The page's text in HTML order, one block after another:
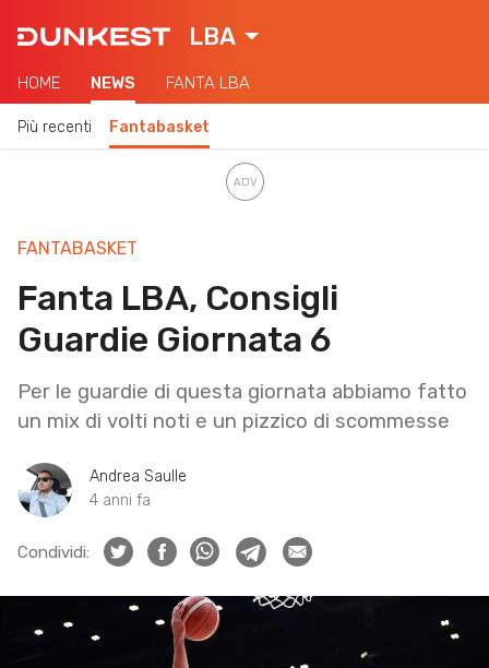
LBA
HOME NEWS FANTA LBA
Più recenti Fantabasket
FANTABASKET
Fanta LBA, Consigli
Guardie Giornata 6
Per le guardie di questa giornata abbiamo fatto
un mix di volti noti e un pizzico di scommesse
Andrea Saulle
4 anni fa
Condividi: